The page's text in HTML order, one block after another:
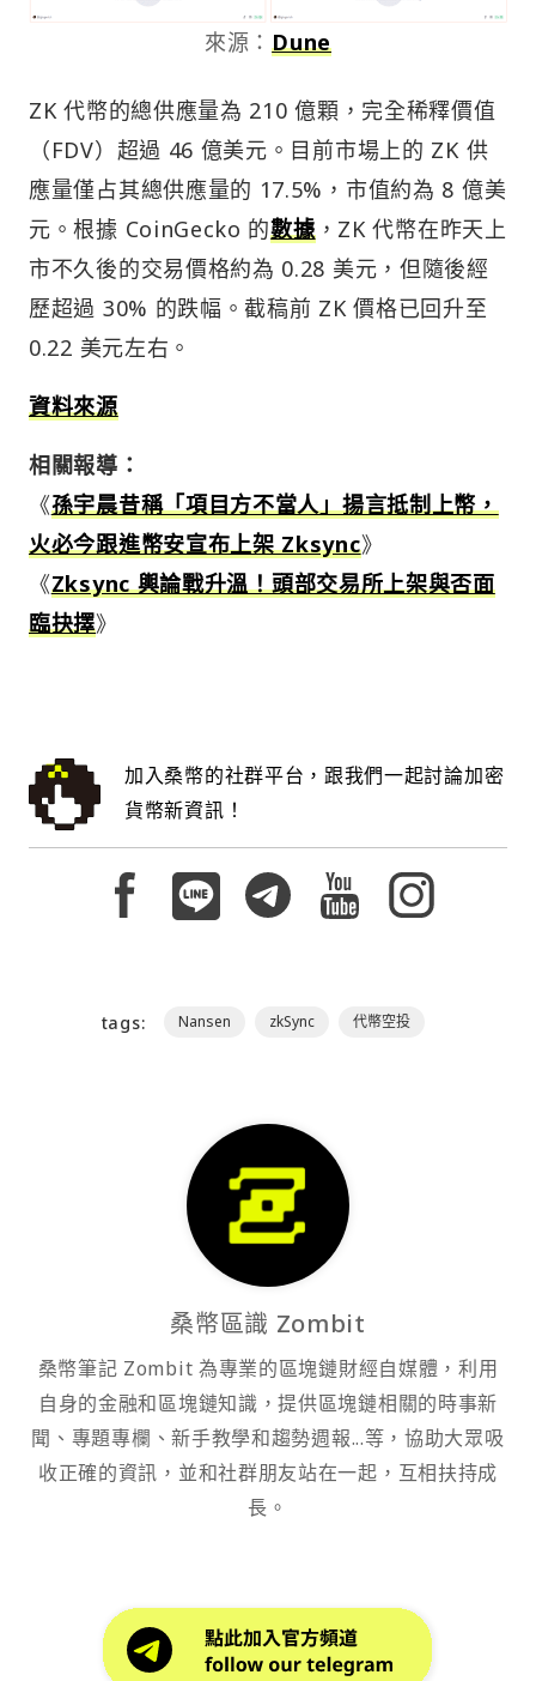
來源：Dune
ZK 代幣的總供應量為 210 億顆，完全稀釋價值
（FDV）超過 46 億美元。目前市場上的 ZK 供
應量僅占其總供應量的 17.5%，市值約為 8 億美
元。根據 CoinGecko 的數據，ZK 代幣在昨天上
市不久後的交易價格約為 0.28 美元，但隨後經
歷超過 30% 的跌幅。截稿前 ZK 價格已回升至
0.22 美元左右。
資料來源
相關報導：
《孫宇晨昔稱「項目方不當人」揚言抵制上幣，
火必今跟進幣安宣布上架 Zksync》
《Zksync 輿論戰升溫！頭部交易所上架與否面
臨抉擇》
加入桑幣的社群平台，跟我們一起討論加密
貨幣新資訊！
tags: Nansen zkSync 代幣空投
桑幣區識 Zombit
桑幣筆記 Zombit 為專業的區塊鏈財經自媒體，利用
自身的金融和區塊鏈知識，提供區塊鏈相關的時事新
聞、專題專欄、新手教學和趨勢週報...等，協助大眾吸
收正確的資訊，並和社群朋友站在一起，互相扶持成
長。